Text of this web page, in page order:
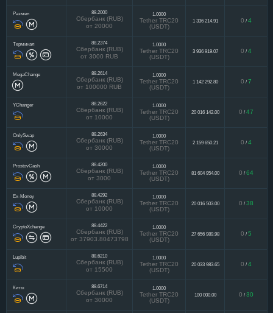
Размен 88.2000
Сбербанк (RUB)
от 20000
1.0000
Tether TRC20
(USDT)
1 336 214.91 0 / 4
Терминал 88.2374
Сбербанк (RUB)
от 3000 RUB
1.0000
Tether TRC20
(USDT)
3 936 919.07 0 / 4
MegaChange 88.2614
Сбербанк (RUB)
от 100000 RUB
1.0000
Tether TRC20
(USDT)
1 142 292.80 0 / 7
YChanger 88.2622
Сбербанк (RUB)
от 10000
1.0000
Tether TRC20
(USDT)
20 016 142.00 0 / 47
OnlySwap 88.2634
Сбербанк (RUB)
от 30000
1.0000
Tether TRC20
(USDT)
2 159 650.21 0 / 4
ProstovCash 88.4200
Сбербанк (RUB)
от 3000
1.0000
Tether TRC20
(USDT)
81 604 954.00 0 / 64
Ex-Money 88.4292
Сбербанк (RUB)
от 10000
1.0000
Tether TRC20
(USDT)
20 016 503.00 0 / 38
CryptoXchange 88.4422
Сбербанк (RUB)
от 37903.80473798
1.0000
Tether TRC20
(USDT)
27 656 989.98 0 / 5
Lupibit 88.6210
Сбербанк (RUB)
от 15500
1.0000
Tether TRC20
(USDT)
20 033 983.65 0 / 4
Киты 88.6714
Сбербанк (RUB)
от 30000
1.0000
Tether TRC20
(USDT)
100 000.00 0 / 30